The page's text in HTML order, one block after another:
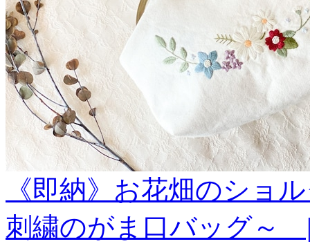
《即納》お花畑のショ
刺繍のがま口バッグ～ |